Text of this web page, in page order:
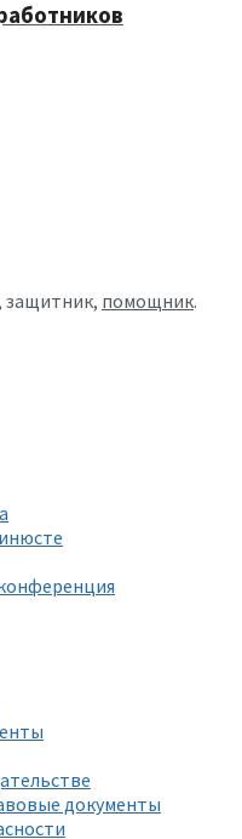
защитник, помощник.
документы